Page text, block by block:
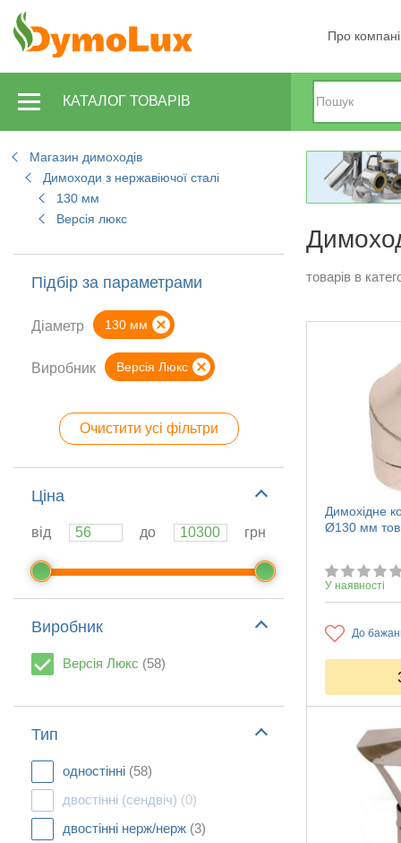
Про
КАТАЛОГ ТОВАРІВ
Магазин димоходів
Димоходи з нержавіючої сталі
130 мм
Версія люкс
Підбір за параметрами
Діаметр 130 мм
Виробник Версія Люкс
Очистити усі фільтри
Ціна
від до грн
Виробник
Версія Люкс (58)
Тип
одностінні (58)
двостінні (сендвіч) (0)
двостінні нерж/нерж (3)
товарів в
Димохідне
Ø130 мм
У наявності
До